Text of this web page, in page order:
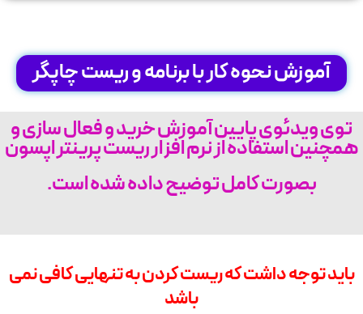
آموزش نحوه کار با برنامه و ریست چاپگر
توی ویدئوی پايين آموزش خرید و فعال سازی و
همچنین استفاده از نرم افزار ریست پرینتر اپسون
بصورت کامل توضیح داده شده است.
باید توجه داشت که ریست کردن به تنهایی کافی نمی
باشد